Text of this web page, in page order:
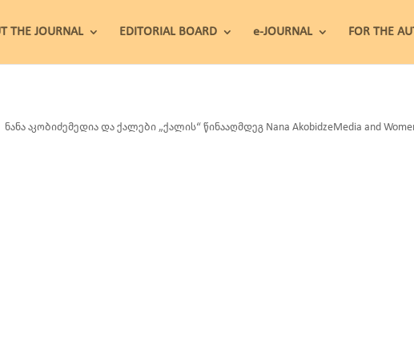
THE JOURNAL EDITORIAL BOARD e-JOURNAL FOR THE
ნანა აკობიძემედია და ქალები „ქალის“ წინააღმდეგ Nana AkobidzeMedia and